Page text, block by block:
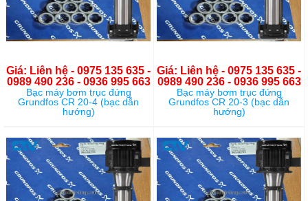
Giá: Liên hệ - 0975 135 635 -
0989 490 236 - 0936 995 663
Bạc máy bơm trục đứng
Grundfos CR 20-4 (bạc dẫn
hướng)
Giá: Liên hệ - 0975 135 635 -
0989 490 236 - 0936 995 663
Bạc máy bơm trục đứng
Grundfos CR 20-3 (bạc dẫn
hướng)